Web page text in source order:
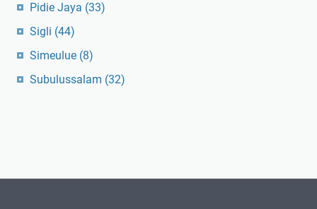
Pidie Jaya (33)
Sigli (44)
Simeulue (8)
Subulussalam (32)